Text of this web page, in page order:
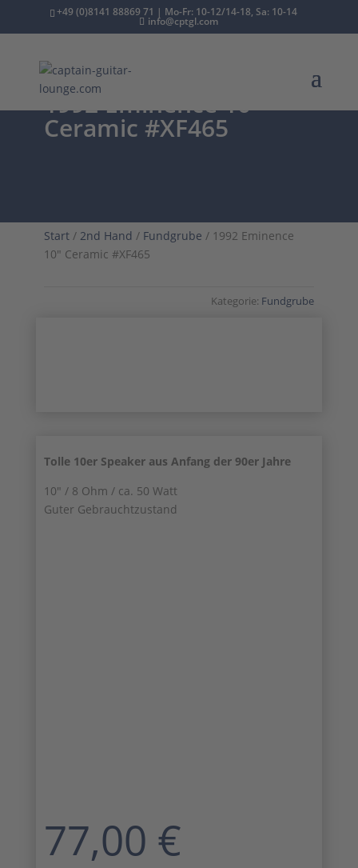
+49 (0)8141 88869 71 | Mo-Fr: 10-12/14-18, Sa: 10-14
info@cptgl.com
1992 Eminence 10″
Ceramic #XF465
Start/ 2nd Hand / Fundgrube / 1992 Eminence
10″ Ceramic #XF465
Kategorie: Fundgrube
Tolle 10er Speaker aus Anfang der 90er Jahre
10″ / 8 Ohm / ca. 50 Watt
Guter Gebrauchtzustand
77,00 €